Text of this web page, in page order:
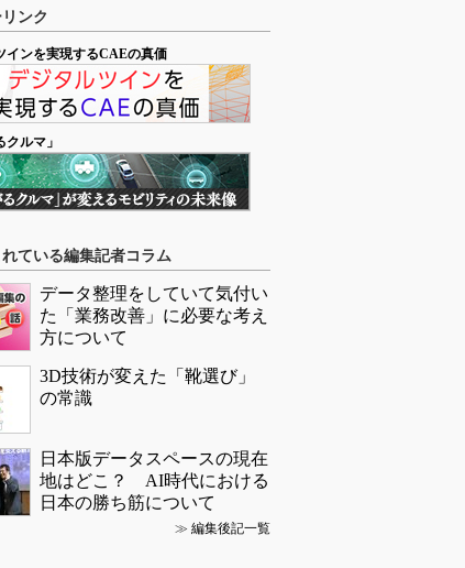
ンク
インを実現するCAEの真価
クルマ」
ている編集記者コラム
データ整理をしていて気付い
た「業務改善」に必要な考え
方について
3D技術が変えた「靴選び」
の常識
日本版データスペースの現在
地はどこ？ AI時代における
日本の勝ち筋について
≫ 編集後記一覧